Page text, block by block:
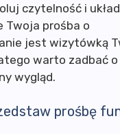
czytelność i
Twoja prośba o
jest wizytówką
warto zadbać o
wygląd.
prośbę